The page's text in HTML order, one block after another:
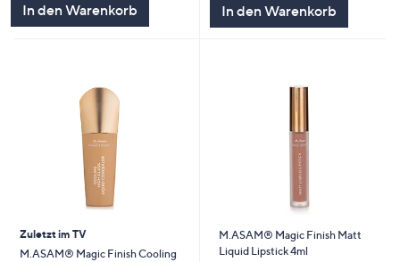
In den Warenkorb In den Warenkorb
Zuletzt im TV
M.ASAM® Magic Finish Cooling
M.ASAM® Magic Finish Matt
Liquid Lipstick 4ml